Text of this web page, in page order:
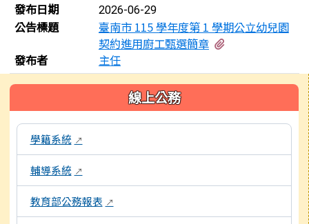
發布日期
2026-06-29
公告標題
臺南市 115 學年度第 1 學期公立幼兒園
契約進用廚工甄選簡章
發布者
主任
左邊區域內容 線上公務
本區域包含校內行政系統連結，點擊後皆會另開視窗。
學籍系統 ↗
輔導系統 ↗
教育部公務報表 ↗